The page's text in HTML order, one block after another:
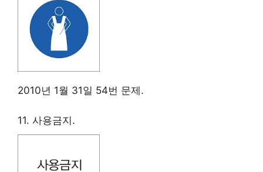
2010년 1월 31일 54번 문제.
11. 사용금지.